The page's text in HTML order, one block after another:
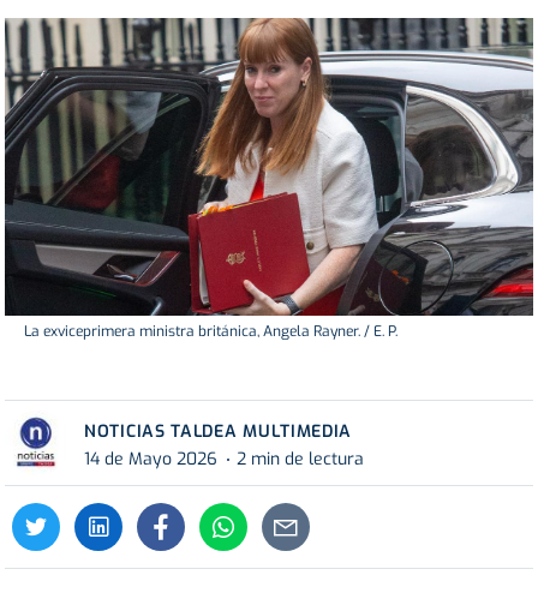
La exviceprimera ministra británica, Angela Rayner. / E. P.
NOTICIAS TALDEA MULTIMEDIA
14 de Mayo 2026
2 min de lectura